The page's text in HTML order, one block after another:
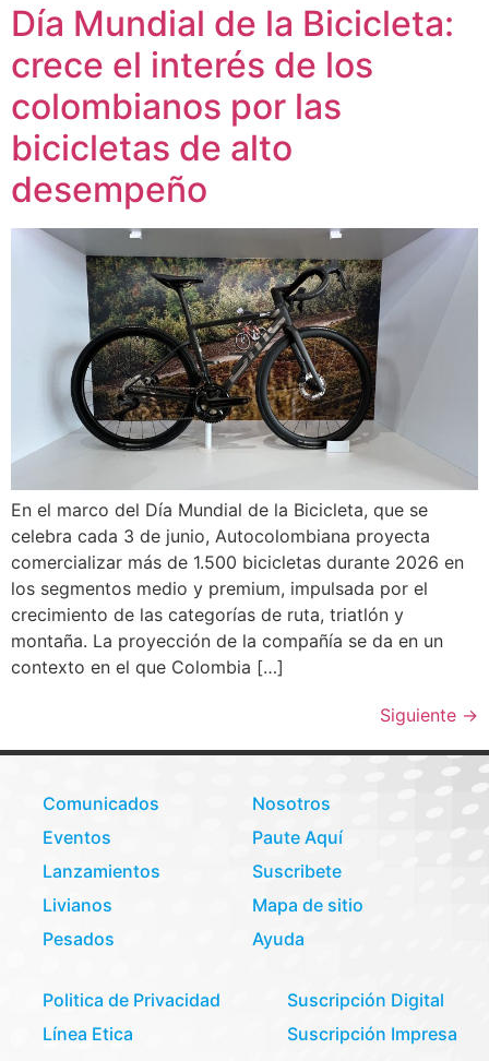
Día Mundial de la Bicicleta:
crece el interés de los
colombianos por las
bicicletas de alto
desempeño
En el marco del Día Mundial de la Bicicleta, que se
celebra cada 3 de junio, Autocolombiana proyecta
comercializar más de 1.500 bicicletas durante 2026 en
los segmentos medio y premium, impulsada por el
crecimiento de las categorías de ruta, triatlón y
montaña. La proyección de la compañía se da en un
contexto en el que Colombia […]
Siguiente →
Comunicados
Eventos
Lanzamientos
Livianos
Pesados
Nosotros
Paute Aquí
Suscribete
Mapa de sitio
Ayuda
Politica de Privacidad
Línea Etica
Suscripción Digital
Suscripción Impresa